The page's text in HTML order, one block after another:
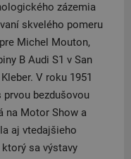
zázemia
skvelého pomeru
Michel Mouton,
B Audi S1 ​​v San
V roku 1951
prvou bezdušovou
na Motor Show a
aj vtedajšieho
ktorý sa výstavy